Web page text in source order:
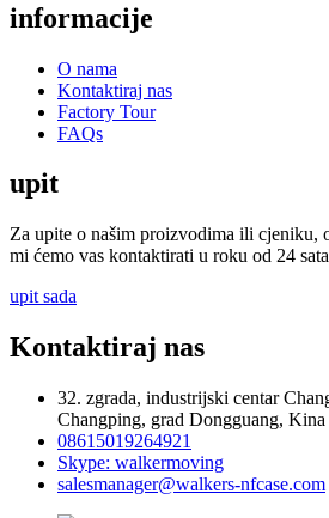
informacije
O nama
Kontaktiraj nas
Factory Tour
FAQs
upit
Za upite o našim proizvodima ili cjeniku,
mi ćemo vas kontaktirati u roku od 24
upit sada
Kontaktiraj nas
32. zgrada, industrijski centar
Changping, grad Dongguang, Kina
08615019264921
Skype: walkermoving
salesmanager@walkers-nfcase.com